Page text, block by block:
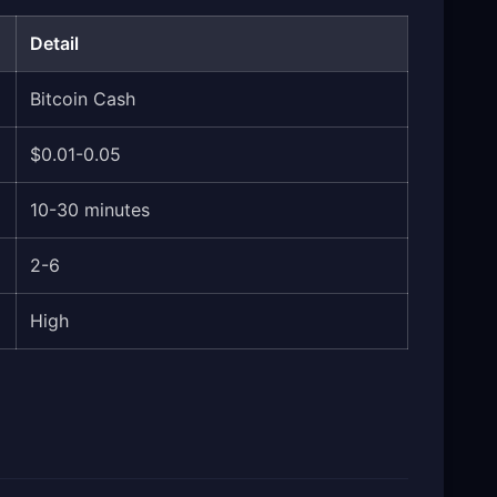
Detail
Bitcoin Cash
$0.01-0.05
10-30 minutes
2-6
High